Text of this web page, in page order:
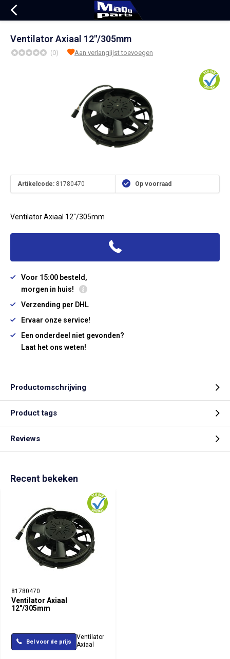
Ventilator Axiaal 12"/305mm
(0) Aan verlanglijst toevoegen
Artikelcode: 81780470 Op voorraad
Ventilator Axiaal 12"/305mm
Voor 15:00 besteld,
morgen in huis!
Verzending per DHL
Ervaar onze service!
Een onderdeel niet gevonden?
Laat het ons weten!
Productomschrijving
Product tags
Reviews
Recent bekeken
81780470
Ventilator Axiaal
12"/305mm
Bel voor de prijs
Ventilator
Axiaal